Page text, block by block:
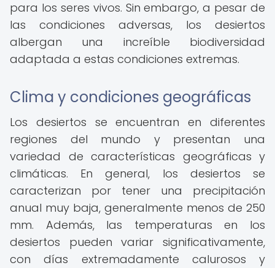
para los seres vivos. Sin embargo, a pesar de
las condiciones adversas, los desiertos
albergan una increíble biodiversidad
adaptada a estas condiciones extremas.
Clima y condiciones geográficas
Los desiertos se encuentran en diferentes
regiones del mundo y presentan una
variedad de características geográficas y
climáticas. En general, los desiertos se
caracterizan por tener una precipitación
anual muy baja, generalmente menos de 250
mm. Además, las temperaturas en los
desiertos pueden variar significativamente,
con días extremadamente calurosos y